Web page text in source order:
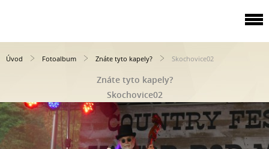
Úvod Fotoalbum Znáte tyto kapely? Skochovice02
Znáte tyto kapely?
Skochovice02